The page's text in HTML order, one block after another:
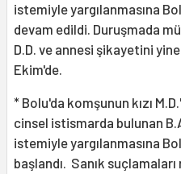
istemiyle yargılanmasına
devam edildi. Duruşmada
D.D. ve annesi şikayetini
Ekim'de.
* Bolu'da komşunun kızı
cinsel istismarda bulunan
istemiyle yargılanmasına
başlandı. Sanık